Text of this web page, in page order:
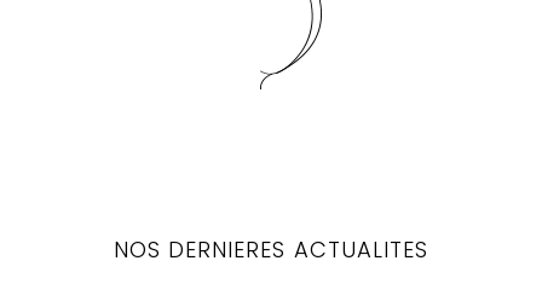
NOS DERNIERES ACTUALITES